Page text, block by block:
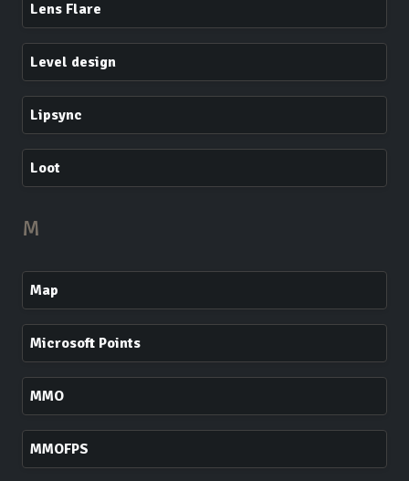
Lens Flare
Level design
Lipsync
Loot
M
Map
Microsoft Points
MMO
MMOFPS